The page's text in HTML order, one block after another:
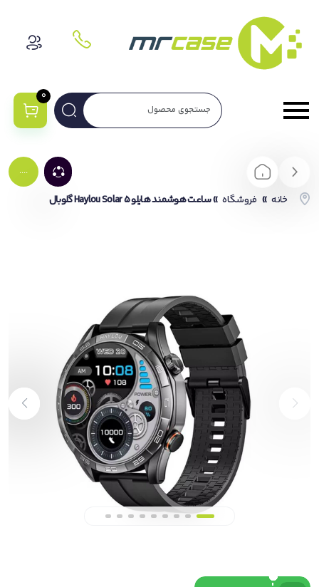
0
....
خانه » فروشگاه »ساعت هوشمند هایلو Haylou Solar 5 گلوبال